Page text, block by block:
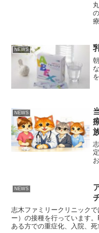
NEWS
NEWS
NEWS
志木ファミリークリニック
ー）の接種を行っています
ある方での重症化、入院、